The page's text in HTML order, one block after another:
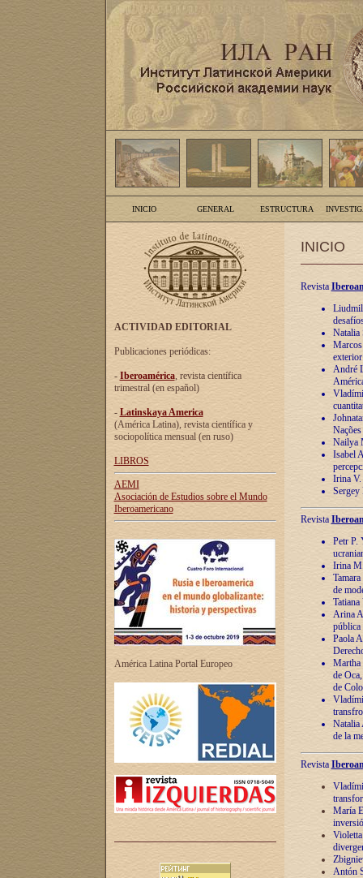
INICIO GENERAL ESTRUCTURA
ACTIVIDAD EDITORIAL
Publicaciones periódicas:
- Iberoamérica, revista científica
trimestral (en español)
- Latinskaya America
(América Latina), revista científica y
sociopolítica mensual (en ruso)
LIBROS
AEMI
Asociación de Estudios sobre el Mundo
Iberoamericano
América Latina Portal Europeo
INICIO
Revista
Natalia
André
Nailya
Isabel
Irina V.
Sergey
Revista
Petr P.
Irina
de
Arina
pública
Paola
Martha
de
de
Natalia
de la
Revista
María
Antón